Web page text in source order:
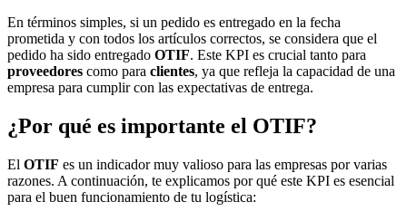
En términos simples, si un pedido es entregado en la fecha
prometida y con todos los artículos correctos, se considera que el
pedido ha sido entregado OTIF. Este KPI es crucial tanto para
proveedores como para clientes, ya que refleja la capacidad de una
empresa para cumplir con las expectativas de entrega.
¿Por qué es importante el OTIF?
El OTIF es un indicador muy valioso para las empresas por varias
razones. A continuación, te explicamos por qué este KPI es esencial
para el buen funcionamiento de tu logística: